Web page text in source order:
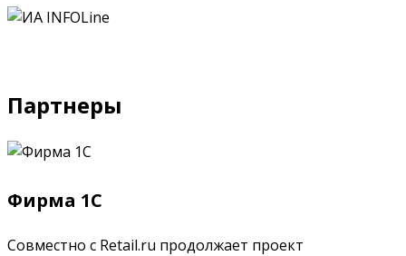
Партнеры
Фирма 1С
Совместно с Retail.ru продолжает проект